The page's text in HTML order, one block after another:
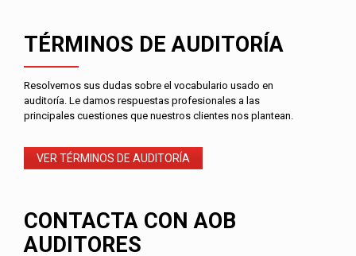
TÉRMINOS DE AUDITORÍA
Resolvemos sus dudas sobre el vocabulario usado en
auditoría. Le damos respuestas profesionales a las
principales cuestiones que nuestros clientes nos plantean.
VER TÉRMINOS DE AUDITORÍA
CONTACTA CON AOB
AUDITORES